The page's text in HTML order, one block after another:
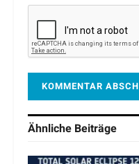
Ähnliche Beiträge